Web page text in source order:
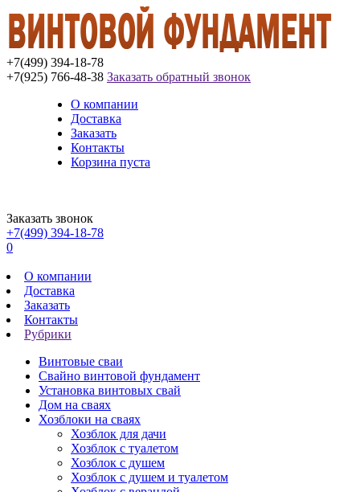
+7(499) 394-18-78
+7(925) 766-48-38 Заказать обратный звонок
О компании
Доставка
Заказать
Контакты
Корзина пуста
Заказать звонок
+7(499) 394-18-78
0
О компании
Доставка
Заказать
Контакты
Рубрики
Винтовые сваи
Свайно винтовой фундамент
Установка винтовых свай
Дом на сваях
Хозблоки на сваях
Хозблок для дачи
Хозблок с туалетом
Хозблок с душем
Хозблок с душем и туалетом